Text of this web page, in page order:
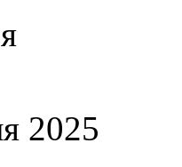
2025